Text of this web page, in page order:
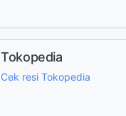
Tokopedia
Cek resi Tokopedia